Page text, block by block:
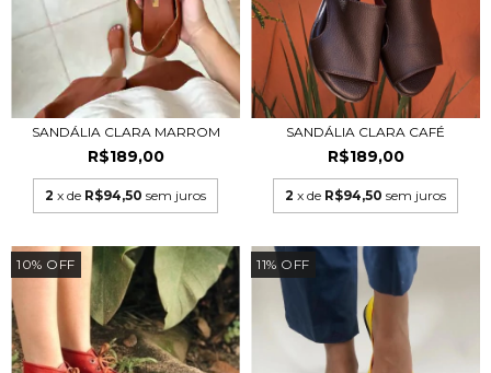
SANDÁLIA CLARA MARROM
R$189,00
2 x de R$94,50 sem juros
SANDÁLIA CLARA CAFÉ
R$189,00
2 x de R$94,50 sem juros
10% OFF 11% OFF